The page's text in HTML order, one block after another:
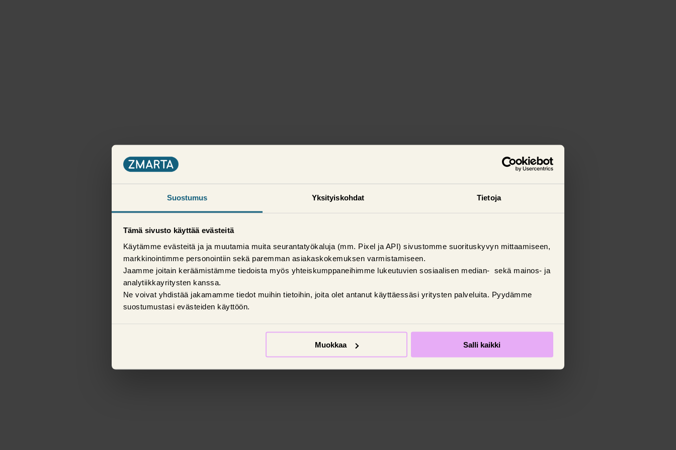
Suostumus Yksityiskohdat Tietoja
Tämä sivusto käyttää evästeitä
Käytämme evästeitä ja ja muutamia muita seurantatyökaluja (mm. Pixel ja API) sivustomme suorituskyvyn mittaamiseen,
markkinointimme personointiin sekä paremman asiakaskokemuksen varmistamiseen.
Jaamme joitain keräämistämme tiedoista myös yhteiskumppaneihimme lukeutuvien sosiaalisen median- sekä mainos- ja
analytiikkayritysten kanssa.
Ne voivat yhdistää jakamamme tiedot muihin tietoihin, joita olet antanut käyttäessäsi yritysten palveluita. Pyydämme
suostumustasi evästeiden käyttöön.
Muokkaa Salli kaikki